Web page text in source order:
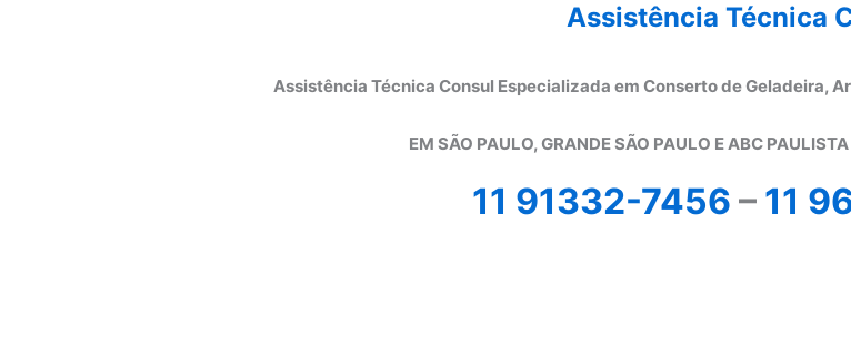
Assistência Técnica
Assistência Técnica Consul Especializada em Conserto de Geladeira,
EM SÃO PAULO, GRANDE SÃO PAULO E ABC
11 91332-7456 – 11